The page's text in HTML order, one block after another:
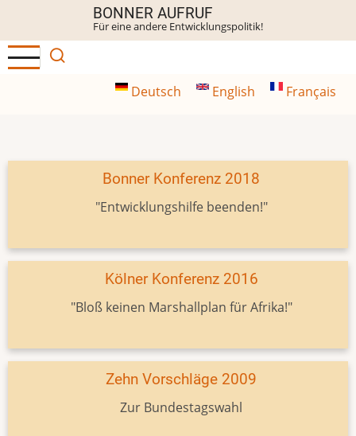
Inhalt
BONNER AUFRUF
Für eine andere Entwicklungspolitik!
Deutsch English Français
Bonner Konferenz 2018
"Entwicklungshilfe beenden!"
Kölner Konferenz 2016
"Bloß keinen Marshallplan für Afrika!"
Zehn Vorschläge 2009
Zur Bundestagswahl